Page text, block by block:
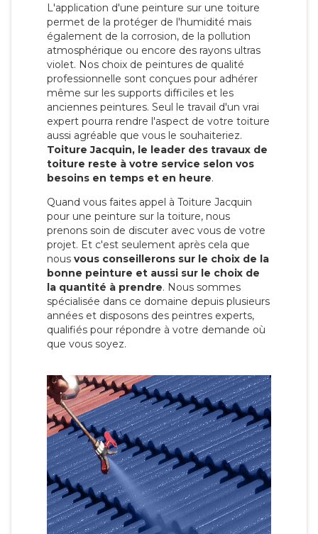
L'application d'une peinture sur une toiture
permet de la protéger de l'humidité mais
également de la corrosion, de la pollution
atmosphérique ou encore des rayons ultras
violet. Nos choix de peintures de qualité
professionnelle sont conçues pour adhérer
même sur les supports difficiles et les
anciennes peintures. Seul le travail d'un vrai
expert pourra rendre l'aspect de votre toiture
aussi agréable que vous le souhaiteriez.
Toiture Jacquin, le leader des travaux de
toiture reste à votre service selon vos
besoins en temps et en heure.
Quand vous faites appel à Toiture Jacquin
pour une peinture sur la toiture, nous
prenons soin de discuter avec vous de votre
projet. Et c'est seulement après cela que
nous vous conseillerons sur le choix de la
bonne peinture et aussi sur le choix de
la quantité à prendre. Nous sommes
spécialisée dans ce domaine depuis plusieurs
années et disposons des peintres experts,
qualifiés pour répondre à votre demande où
que vous soyez.